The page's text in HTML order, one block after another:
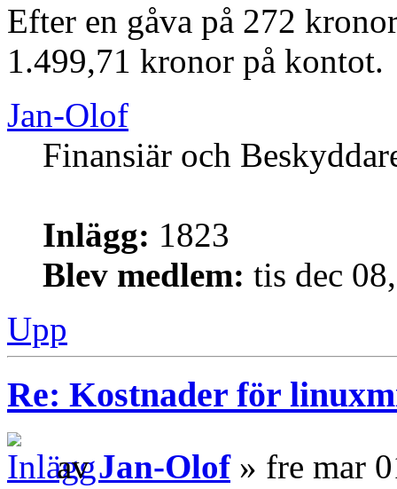
Efter en gåva på 272
1.499,71 kronor på kontot.
Jan-Olof
Finansiär och
Inlägg: 1823
Blev medlem: tis dec
Upp
Re: Kostnader för
avJan-Olof» fre mar